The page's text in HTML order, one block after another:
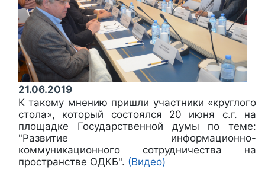
21.06.2019
К такому мнению пришли участники «круглого
стола», который состоялся 20 июня с.г. на
площадке Государственной думы по теме:
"Развитие информационно-
коммуникационного сотрудничества на
пространстве ОДКБ". (Видео)